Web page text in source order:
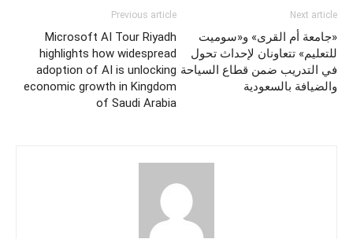
Previous article
Microsoft AI Tour Riyadh
highlights how widespread
adoption of AI is unlocking
economic growth in Kingdom
of Saudi Arabia
Next article
«جامعة أم القرى» و«سوميت
للتعليم» تتعاونان لإحداث تحول
في التدريب ضمن قطاع السياحة
والضيافة بالسعودية